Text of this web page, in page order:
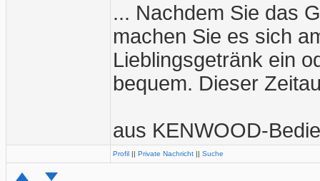
... Nachdem Sie das
machen Sie es sich
Lieblingsgetränk ein
bequem. Dieser
aus KENWOOD-
Profil || Private Nachricht || Suche